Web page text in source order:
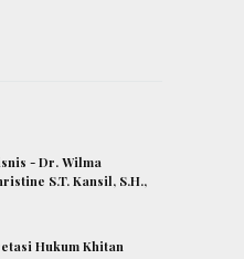
- Dr. Wilma
S.T. Kansil, S.H.,
Hukum Khitan